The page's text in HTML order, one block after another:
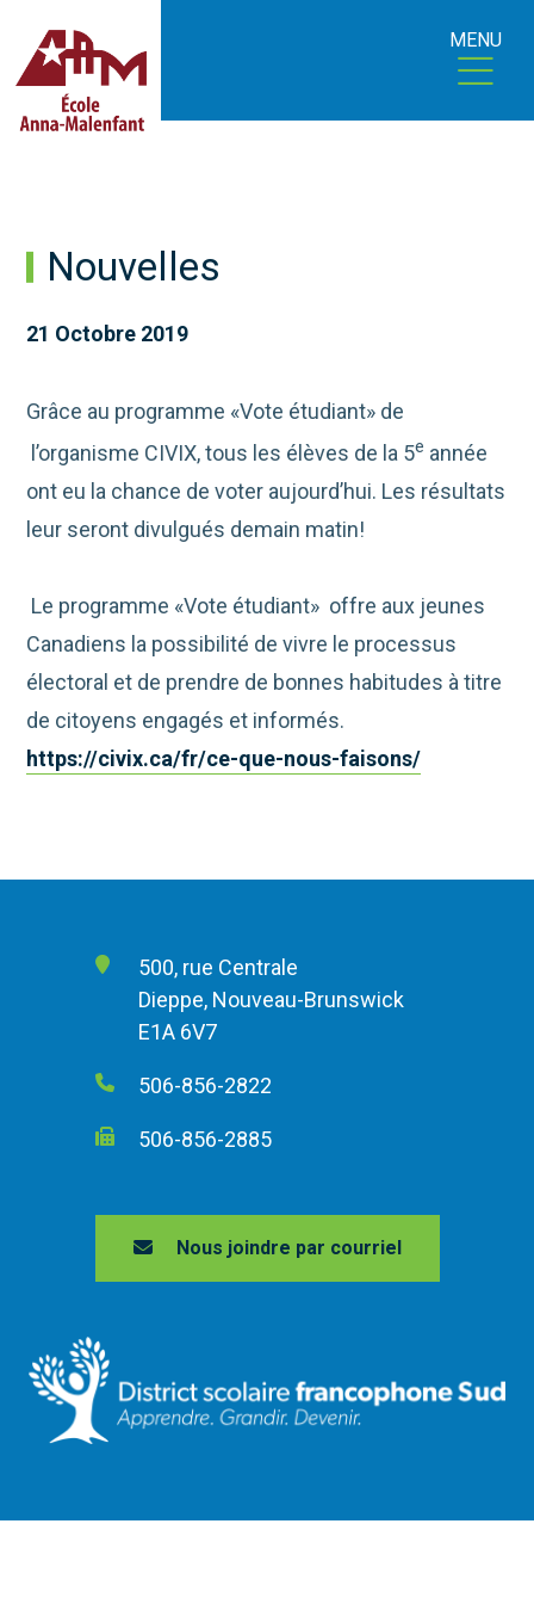
MENU
Nouvelles
21 Octobre 2019
Grâce au programme «Vote étudiant» de
l’organisme CIVIX, tous les élèves de la 5e année
ont eu la chance de voter aujourd’hui. Les résultats
leur seront divulgués demain matin!
Le programme «Vote étudiant» offre aux jeunes
Canadiens la possibilité de vivre le processus
électoral et de prendre de bonnes habitudes à titre
de citoyens engagés et informés.
https://civix.ca/fr/ce-que-nous-faisons/
500, rue Centrale
Dieppe, Nouveau-Brunswick
E1A 6V7
506-856-2822
506-856-2885
Nous joindre par courriel